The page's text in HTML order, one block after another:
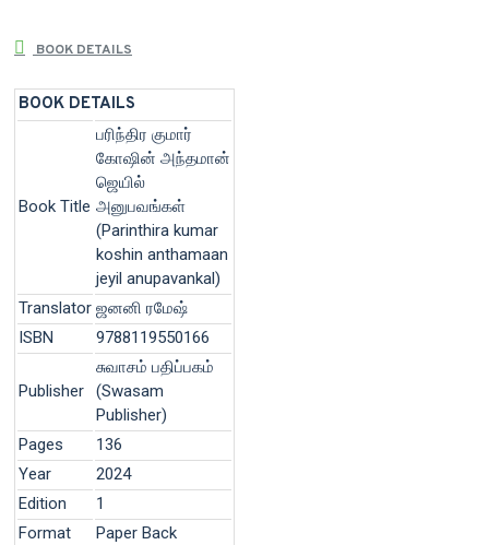
BOOK DETAILS
BOOK DETAILS
Book Title
பரிந்திர குமார்
கோஷின் அந்தமான்
ஜெயில்
அனுபவங்கள்
(Parinthira kumar
koshin anthamaan
jeyil anupavankal)
Translator ஜனனி ரமேஷ்
ISBN
9788119550166
Publisher
சுவாசம் பதிப்பகம்
(Swasam
Publisher)
Pages
136
Year
2024
Edition
1
Format
Paper Back